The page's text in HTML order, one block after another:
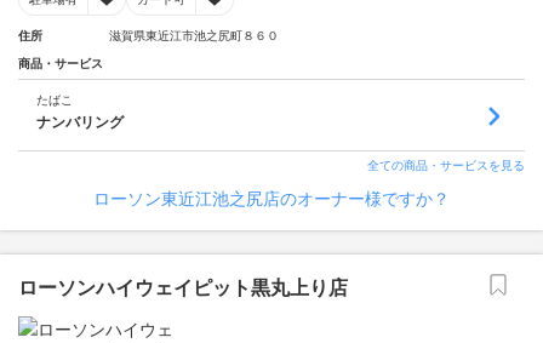
住所 滋賀県東近江市池之尻町８６０
商品・サービス
たばこ
ナンバリング
全ての商品・サービスを見る
ローソン東近江池之尻店のオーナー様ですか？
ローソンハイウェイピット黒丸上り店